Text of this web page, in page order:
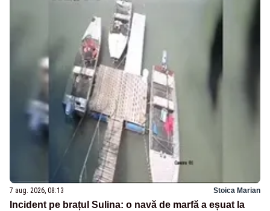
7 aug. 2026, 08:13 Stoica Marian
Incident pe brațul Sulina: o navă de marfă a eșuat la